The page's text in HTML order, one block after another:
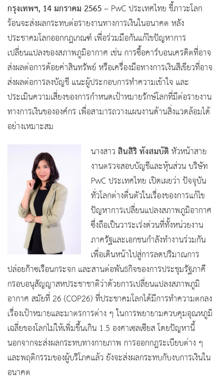
กรุงเทพฯ, 14 มกราคม 2565– PwC ประเทศไทย ชี้ภาวะโลก
ร้อนจะส่งผลกระทบต่อรายงานทางการเงินในอนาคต หลัง
ประชาคมโลกออกกฎเกณฑ์ เพื่อร่วมมือกันแก้ไขปัญหาการ
เปลี่ยนแปลงของสภาพภูมิอากาศ เช่น การซื้อคาร์บอนเครดิตที่อาจ
ส่งผลต่อการด้อยค่าสินทรัพย์ หรือเครื่องมือทางการเงินสีเขียวที่อาจ
ส่งผลต่อการลงบัญชี แนะผู้ประกอบการทำความเข้าใจ และ
ประเมินความเสี่ยงของการกำหนดเป้าหมายรักษ์โลกที่มีต่อรายงาน
ทางการเงินขององค์กร เพื่อสามารถวางแผนงานด้านสิ่งแวดล้อมได้
อย่างเหมาะสม
นางสาวสินสิริ ทังสมบัติหัวหน้าสาย
งานตรวจสอบบัญชีและหุ้นส่วน บริษัท
PwC ประเทศไทย เปิดเผยว่า ปัจจุบัน
ทั่วโลกต่างตื่นตัวในเรื่องของการแก้ไข
ปัญหาการเปลี่ยนแปลงสภาพภูมิอากาศ
ซึ่งถือเป็นวาระเร่งด่วนที่ทั้งหน่วยงาน
ภาครัฐและเอกชนกำลังทำงานร่วมกัน
เพื่อเดินหน้าไปสู่การลดปริมาณการ
ปล่อยก๊าซเรือนกระจก และสานต่อพันธกิจของการประชุมรัฐภาคี
กรอบอนุสัญญาสหประชาชาติว่าด้วยการเปลี่ยนแปลงสภาพภูมิ
อากาศ สมัยที่ 26 (COP26) ที่ประชาคมโลกได้มีการทำความตกลง
เรื่องเป้าหมายและมาตรการต่าง ๆ ในการพยายามควบคุมอุณหภูมิ
เฉลี่ยของโลกไม่ให้เพิ่มขึ้นเกิน 1.5 องศาเซลเซียส โดยปัญหานี้
นอกจากจะส่งผลกระทบทางกายภาพ การออกกฎระเบียบต่าง ๆ
และพฤติกรรมของผู้บริโภคแล้ว ยังจะส่งผลกระทบกับงบการเงินใน
อนาคต